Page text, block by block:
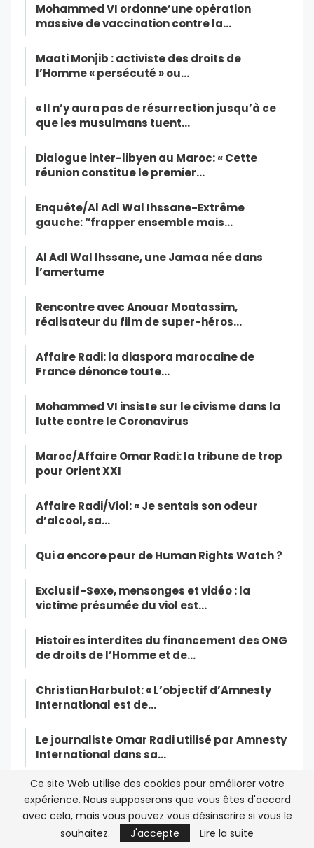
Mohammed VI ordonne’une opération
massive de vaccination contre la…
Maati Monjib : activiste des droits de
l’Homme « persécuté » ou…
« Il n’y aura pas de résurrection jusqu’à ce
que les musulmans tuent…
Dialogue inter-libyen au Maroc: « Cette
réunion constitue le premier…
Enquête/Al Adl Wal Ihssane-Extrême
gauche: “frapper ensemble mais…
Al Adl Wal Ihssane, une Jamaa née dans
l’amertume
Rencontre avec Anouar Moatassim,
réalisateur du film de super-héros…
Affaire Radi: la diaspora marocaine de
France dénonce toute…
Mohammed VI insiste sur le civisme dans la
lutte contre le Coronavirus
Maroc/Affaire Omar Radi: la tribune de trop
pour Orient XXI
Affaire Radi/Viol: « Je sentais son odeur
d’alcool, sa…
Qui a encore peur de Human Rights Watch ?
Exclusif-Sexe, mensonges et vidéo : la
victime présumée du viol est…
Histoires interdites du financement des ONG
de droits de l’Homme et de…
Christian Harbulot: « L’objectif d’Amnesty
International est de…
Le journaliste Omar Radi utilisé par Amnesty
International dans sa…
Covid-19 : pourquoi le Maroc a raison de ne
pas baisser la garde
Soutien médical du Maroc en Afrique : de la
Ce site Web utilise des cookies pour améliorer votre
expérience. Nous supposerons que vous êtes d'accord
avec cela, mais vous pouvez vous désinscrire si vous le
souhaitez.
J'accepte Lire la suite